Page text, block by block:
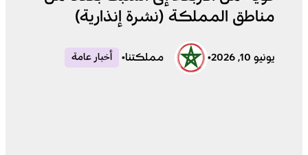
مناطق المملكة (نشرة إنذارية)
يونيو 10, 2026 • مملكتنا• أخبار عامة